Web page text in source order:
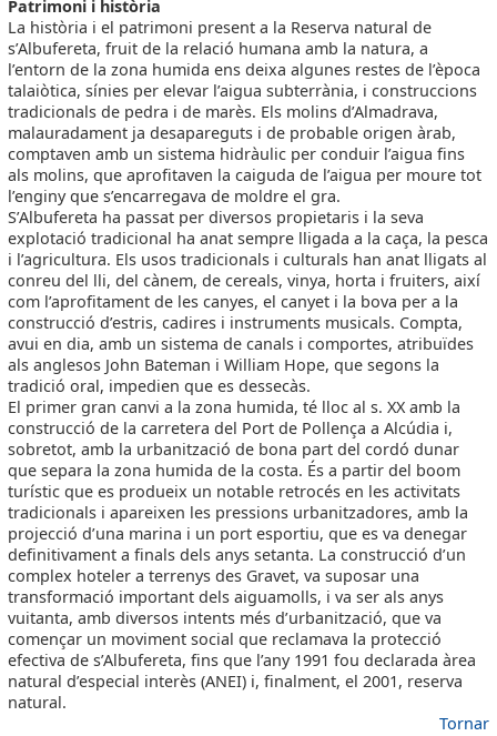
Patrimoni i història
La història i el patrimoni present a la Reserva natural de
s’Albufereta, fruit de la relació humana amb la natura, a
l’entorn de la zona humida ens deixa algunes restes de l’època
talaiòtica, sínies per elevar l’aigua subterrània, i construccions
tradicionals de pedra i de marès. Els molins d’Almadrava,
malauradament ja desapareguts i de probable origen àrab,
comptaven amb un sistema hidràulic per conduir l’aigua fins
als molins, que aprofitaven la caiguda de l’aigua per moure tot
l’enginy que s’encarregava de moldre el gra.
S’Albufereta ha passat per diversos propietaris i la seva
explotació tradicional ha anat sempre lligada a la caça, la pesca
i l’agricultura. Els usos tradicionals i culturals han anat lligats al
conreu del lli, del cànem, de cereals, vinya, horta i fruiters, així
com l’aprofitament de les canyes, el canyet i la bova per a la
construcció d’estris, cadires i instruments musicals. Compta,
avui en dia, amb un sistema de canals i comportes, atribuïdes
als anglesos John Bateman i William Hope, que segons la
tradició oral, impedien que es dessecàs.
El primer gran canvi a la zona humida, té lloc al s. XX amb la
construcció de la carretera del Port de Pollença a Alcúdia i,
sobretot, amb la urbanització de bona part del cordó dunar
que separa la zona humida de la costa. És a partir del boom
turístic que es produeix un notable retrocés en les activitats
tradicionals i apareixen les pressions urbanitzadores, amb la
projecció d’una marina i un port esportiu, que es va denegar
definitivament a finals dels anys setanta. La construcció d’un
complex hoteler a terrenys des Gravet, va suposar una
transformació important dels aiguamolls, i va ser als anys
vuitanta, amb diversos intents més d’urbanització, que va
començar un moviment social que reclamava la protecció
efectiva de s’Albufereta, fins que l’any 1991 fou declarada àrea
natural d’especial interès (ANEI) i, finalment, el 2001, reserva
natural.
Tornar